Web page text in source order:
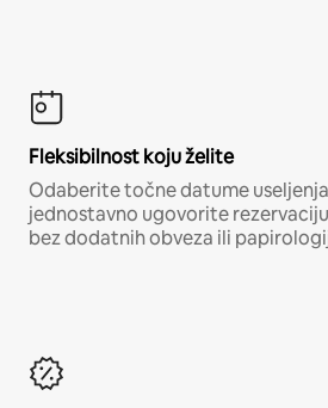
Fleksibilnost koju želite
Odaberite točne datume
jednostavno ugovorite
bez dodatnih obveza ili